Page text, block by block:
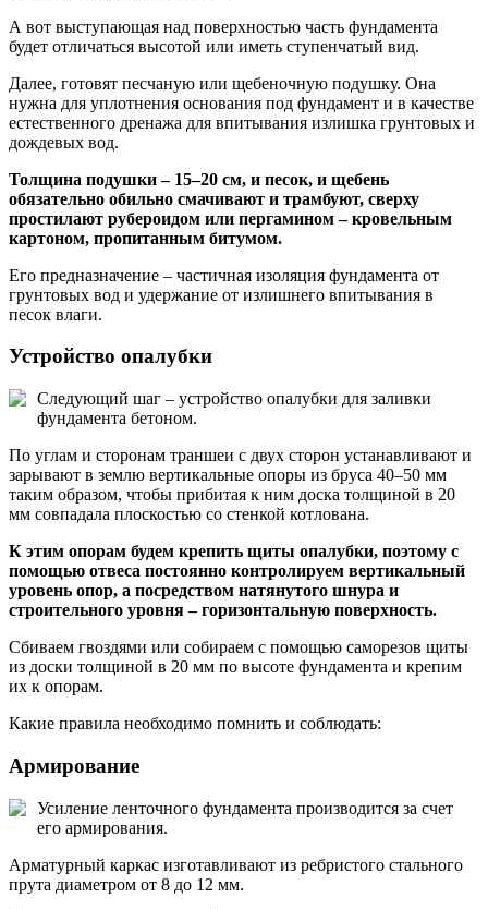
А вот выступающая над поверхностью часть фундамента
будет отличаться высотой или иметь ступенчатый вид.
Далее, готовят песчаную или щебеночную подушку. Она
нужна для уплотнения основания под фундамент и в качестве
естественного дренажа для впитывания излишка грунтовых и
дождевых вод.
Толщина подушки – 15–20 см, и песок, и щебень
обязательно обильно смачивают и трамбуют, сверху
простилают рубероидом или пергамином – кровельным
картоном, пропитанным битумом.
Его предназначение – частичная изоляция фундамента от
грунтовых вод и удержание от излишнего впитывания в
песок влаги.
Устройство опалубки
Следующий шаг – устройство опалубки для заливки
фундамента бетоном.
По углам и сторонам траншеи с двух сторон устанавливают и
зарывают в землю вертикальные опоры из бруса 40–50 мм
таким образом, чтобы прибитая к ним доска толщиной в 20
мм совпадала плоскостью со стенкой котлована.
К этим опорам будем крепить щиты опалубки, поэтому с
помощью отвеса постоянно контролируем вертикальный
уровень опор, а посредством натянутого шнура и
строительного уровня – горизонтальную поверхность.
Сбиваем гвоздями или собираем с помощью саморезов щиты
из доски толщиной в 20 мм по высоте фундамента и крепим
их к опорам.
Какие правила необходимо помнить и соблюдать:
Армирование
Усиление ленточного фундамента производится за счет
его армирования.
Арматурный каркас изготавливают из ребристого стального
прута диаметром от 8 до 12 мм.